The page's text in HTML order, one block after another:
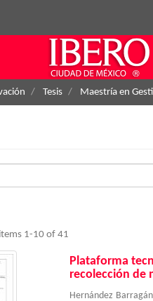
Tesis Maestría en
1-10 of 41
Plataforma
recolección de
Hernández